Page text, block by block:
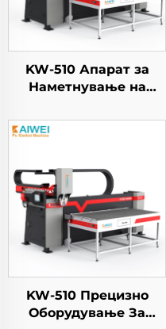
KW-510 Апарат за
Наметнување на
Автоматски Pu
Резинка за
Fipfg Pu Резинка
Машина Робот
KW-510 Прецизно
Оборудување За